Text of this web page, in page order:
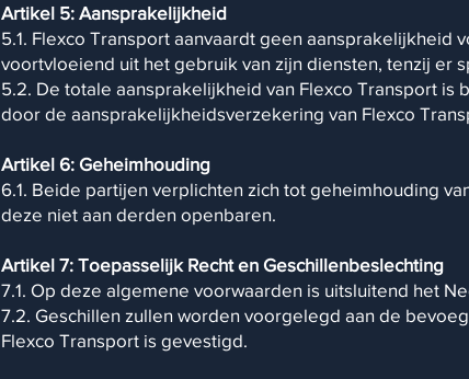
Artikel 5: Aansprakelijkheid
5.1. Flexco Transport aanvaardt geen aansprakelijkheid
voortvloeiend uit het gebruik van zijn diensten, tenzij er
5.2. De totale aansprakelijkheid van Flexco Transport
door de aansprakelijkheidsverzekering van Flexco
Artikel 6: Geheimhouding
6.1. Beide partijen verplichten zich tot geheimhouding
deze niet aan derden openbaren. ​
Artikel 7: Toepasselijk Recht en Geschillenbeslechting
7.1. Op deze algemene voorwaarden is uitsluitend het
7.2. Geschillen zullen worden voorgelegd aan de
Flexco Transport is gevestigd. ​